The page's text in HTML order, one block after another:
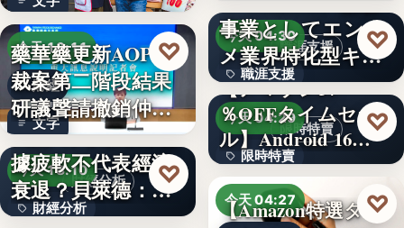
益打…
今天 18:11
財經
文字
藥華藥更新AOP仲
裁案第二階段結果
研議聲請撤銷仲裁
判斷
♡
財經分析
今天 18:10
財經分析
美國7月非農就業數
據疲軟不代表經濟
衰退？貝萊德：AI
正讓…
♡
330,000
職涯支援
今天 04:30
職涯支援
文字
事業としてエンタ
メ業界特化型キャ
リア…
♡
限時特賣
今天 04:29
限時特賣
15,800円
【アマゾン37
％OFFタイムセー
ル】Android 16…
♡
今天 04:27
【Amazon特選タイ
♡